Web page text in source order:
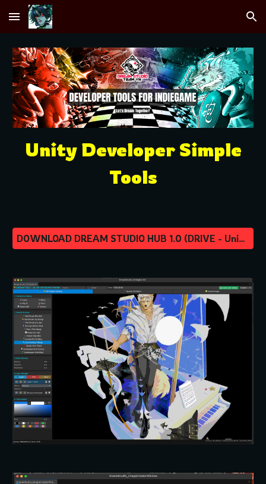
Skip to main content Skip to navigation
Unity Developer Simple
Tools
DOWNLOAD DREAM STUDIO HUB 1.0 (DRIVE - Unity Package)